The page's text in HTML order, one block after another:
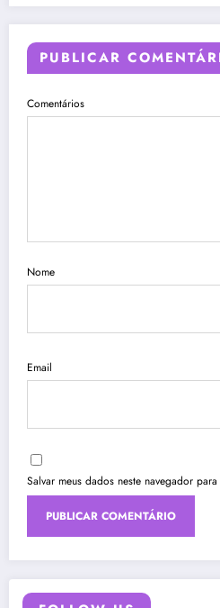
PUBLICAR
Comentários
Nome
Email
Salvar meus dados neste navegador